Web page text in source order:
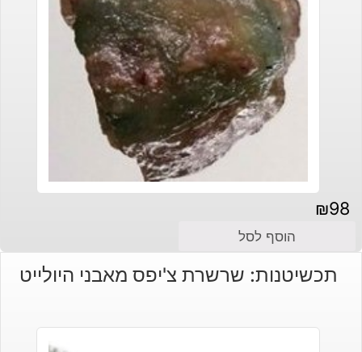
₪98
הוסף לסל
תכשיטנות: שרשרת צ'יפס מאבני היולייט